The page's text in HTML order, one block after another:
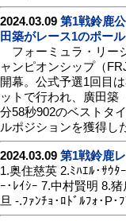
2024.03.09 第1戦鈴鹿
田築がレース1のポール
フォーミュラ・リー
ャンピオンシップ（
開幕。公式予選1回目
ットで行われ、廣田築
分58秒902のベストタ
ルポジションを獲得
2024.03.09 第1戦鈴鹿
1.奥住慈英 2.ﾐﾊｴﾙ･ｻｳﾀ
ｰ･ﾚｲｼｰ 7.中村賢明 8.
旦 -.ﾌｧﾝﾁｮ･ﾛﾄﾞﾙﾌｫ･P･